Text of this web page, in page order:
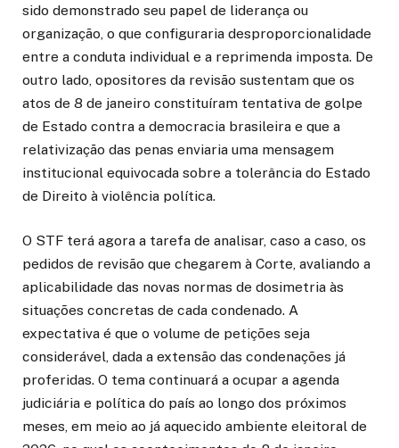
sido demonstrado seu papel de liderança ou
organização, o que configuraria desproporcionalidade
entre a conduta individual e a reprimenda imposta. De
outro lado, opositores da revisão sustentam que os
atos de 8 de janeiro constituíram tentativa de golpe
de Estado contra a democracia brasileira e que a
relativização das penas enviaria uma mensagem
institucional equivocada sobre a tolerância do Estado
de Direito à violência política.
O STF terá agora a tarefa de analisar, caso a caso, os
pedidos de revisão que chegarem à Corte, avaliando a
aplicabilidade das novas normas de dosimetria às
situações concretas de cada condenado. A
expectativa é que o volume de petições seja
considerável, dada a extensão das condenações já
proferidas. O tema continuará a ocupar a agenda
judiciária e política do país ao longo dos próximos
meses, em meio ao já aquecido ambiente eleitoral de